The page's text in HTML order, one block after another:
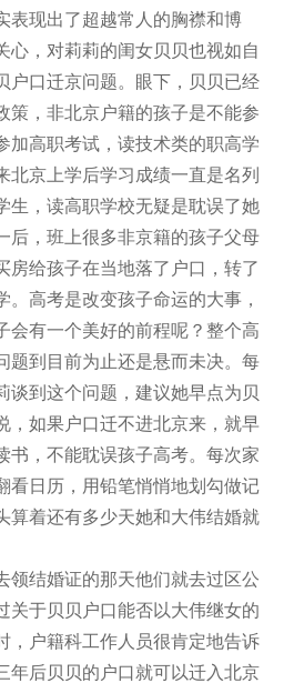
表现出了超越常人的胸襟和博
心，对莉莉的闺女贝贝也视如自
户口迁京问题。眼下，贝贝已经
策，非北京户籍的孩子是不能参
加高职考试，读技术类的职高学
北京上学后学习成绩一直是名列
生，读高职学校无疑是耽误了她
后，班上很多非京籍的孩子父母
房给孩子在当地落了户口，转了
高考是改变孩子命运的大事，
会有一个美好的前程呢？整个高
题到目前为止还是悬而未决。每
谈到这个问题，建议她早点为贝
，如果户口迁不进北京来，就早
书，不能耽误孩子高考。每次家
看日历，用铅笔悄悄地划勾做记
算着还有多少天她和大伟结婚就
结婚证的那天他们就去过区公
关于贝贝户口能否以大伟继女的
，户籍科工作人员很肯定地告诉
年后贝贝的户口就可以迁入北京